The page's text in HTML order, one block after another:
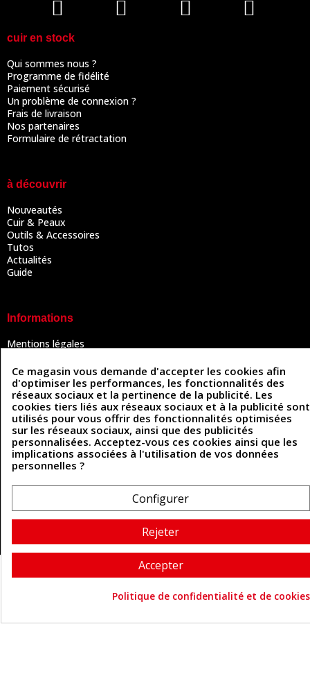
cuir en stock
Qui sommes nous ?
Programme de fidélité
Paiement sécurisé
Un problème de connexion ?
Frais de livraison
Nos partenaires
Formulaire de rétractation
à découvrir
Nouveautés
Cuir & Peaux
Outils & Accessoires
Tutos
Actualités
Guide
Informations
Mentions légales
Politique de confidentialité
Politique des cookies
Contactez-nous
Coordonnées
493 Chemin de Catougnac
contact@cuirenstock.com
Cuirenstock © 2026 - Une création Quatrys 💙
Ce magasin vous demande d'accepter les cookies afin
d'optimiser les performances, les fonctionnalités des
réseaux sociaux et la pertinence de la publicité. Les
cookies tiers liés aux réseaux sociaux et à la publicité sont
utilisés pour vous offrir des fonctionnalités optimisées
sur les réseaux sociaux, ainsi que des publicités
personnalisées. Acceptez-vous ces cookies ainsi que les
implications associées à l'utilisation de vos données
personnelles ?
Configurer
Rejeter
Accepter
Politique de confidentialité et de cookies